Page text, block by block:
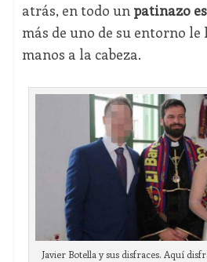
atrás, en todo un patinazo
más de uno de su entorno
manos a la cabeza.
Javier Botella y sus disfraces. Aquí